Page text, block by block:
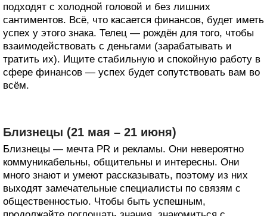
подходят с холодной головой и без лишних
сантиментов. Всё, что касается финансов, будет иметь
успех у этого знака. Телец — рождён для того, чтобы
взаимодействовать с деньгами (зарабатывать и
тратить их). Ищите стабильную и спокойную работу в
сфере финансов — успех будет сопутствовать вам во
всём.
Близнецы (21 мая – 21 июня)
Близнецы — мечта PR и рекламы. Они невероятно
коммуникабельны, общительны и интересны. Они
много знают и умеют рассказывать, поэтому из них
выходят замечательные специалисты по связям с
общественностью. Чтобы быть успешным,